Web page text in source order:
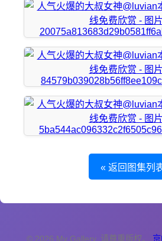
« 返回图集列
© 2026 My Gallery. 请尊重版权。